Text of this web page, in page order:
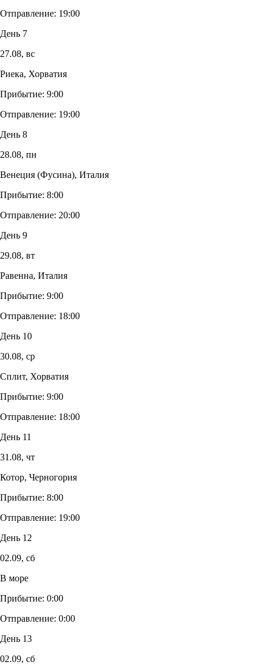
Отправление: 19:00
День 7
27.08, вс
Риека, Хорватия
Прибытие: 9:00
Отправление: 19:00
День 8
28.08, пн
Венеция (Фусина), Италия
Прибытие: 8:00
Отправление: 20:00
День 9
29.08, вт
Равенна, Италия
Прибытие: 9:00
Отправление: 18:00
День 10
30.08, ср
Сплит, Хорватия
Прибытие: 9:00
Отправление: 18:00
День 11
31.08, чт
Котор, Черногория
Прибытие: 8:00
Отправление: 19:00
День 12
02.09, сб
В море
Прибытие: 0:00
Отправление: 0:00
День 13
02.09, сб